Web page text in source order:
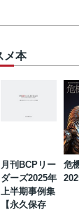
メ本
月刊BCPリー
ダーズ2025年
上半期事例集
【永久保存
危